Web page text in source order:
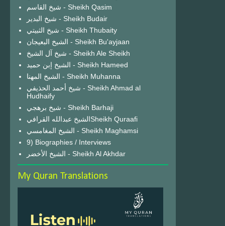
شيخ القاسم - Sheikh Qasim
شيخ البدير - Sheikh Budair
شيخ الثبيتي - Sheikh Thubaity
الشيخ البعيجان - Sheikh Bu'ayjaan
شيخ آل الشيخ - Sheikh Ale Sheikh
الشيخ إبن حميد - Sheikh Hameed
الشيخ المهنا - Sheikh Muhanna
شيخ أحمد الحذيفي - Sheikh Ahmad al
Hudhaify
شيخ برهجي - Sheikh Barhaji
الشيخ عبدالله القرافيSheikh Quraafi
الشيخ المغامسي - Sheikh Maghamsi
9) Biographies / Interviews
الشيخ الأخضر - Sheikh Al Akhdar
My Quran Translations